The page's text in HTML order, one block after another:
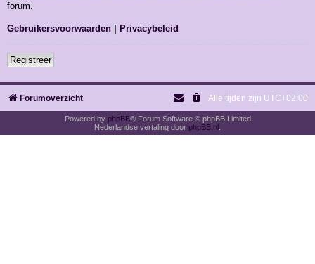
forum.
Gebruikersvoorwaarden | Privacybeleid
Registreer
Forumoverzicht Alle tijden zijn UTC+02:00
Powered by phpBB® Forum Software © phpBB Limited
Nederlandse vertaling door phpBB.nl